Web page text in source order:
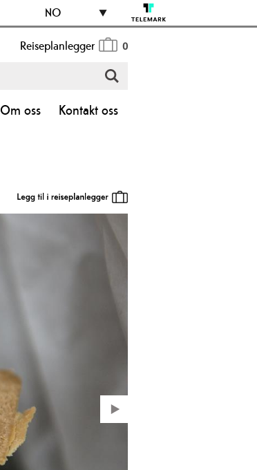
NO
Reiseplanlegger 0
Om oss Kontakt oss